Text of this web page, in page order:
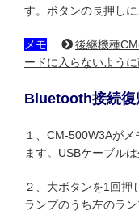
す。ボタンの長押しに
メモ
後継機種
ードに入らないように
Bluetooth接続復
１、CM-500W3Aが
ます。USBケーブル
２、大ボタンを1回押
ランプのうち左のラ